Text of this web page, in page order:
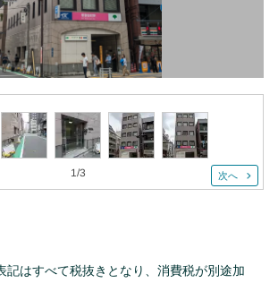
1/3 次へ
記はすべて税抜きとなり、消費税が別途加